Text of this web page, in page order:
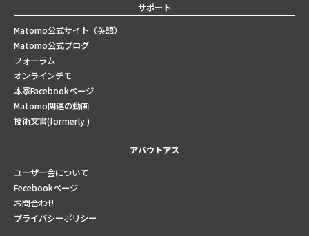
サポート
Matomo公式サイト（英語）
Matomo公式ブログ
フォーラム
オンラインデモ
本家Facebookページ
Matomo関連の動画
技術文書(formerly )
アバウトアス
ユーザー会について
Fecebookページ
お問合わせ
プライバシーポリシー